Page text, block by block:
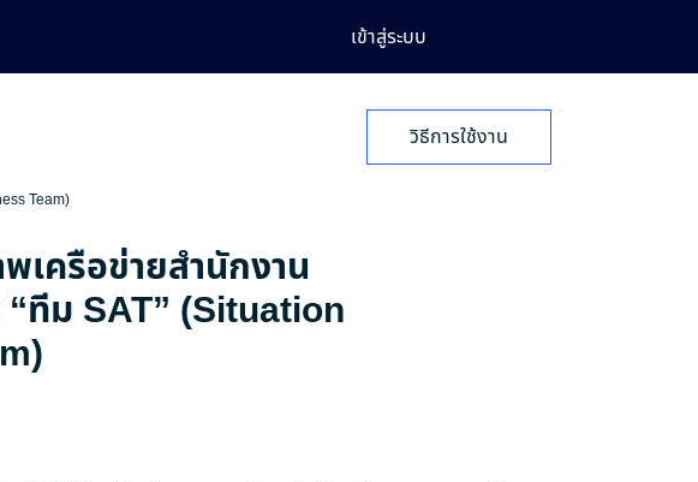
เข้าสู่ระบบ
วิธีการใช้งาน
Team)
ครือข่ายสำนักงาน
ทีม SAT” (Situation